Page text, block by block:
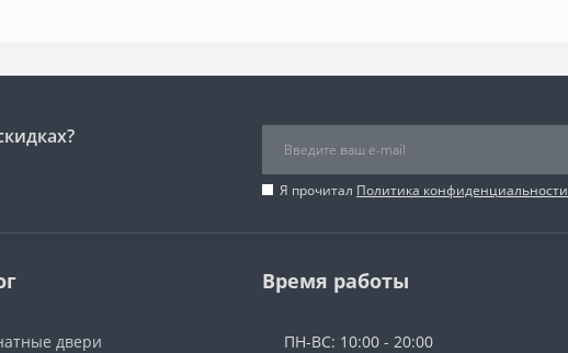
Я прочитал Политика конфиденциальности
двери
Время работы
ПН-ВС: 10:00 - 20:00